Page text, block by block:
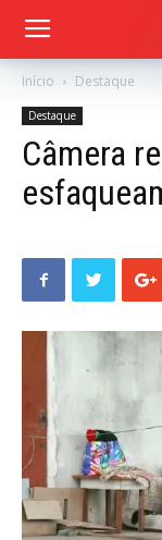
Início Destaque
Destaque
Câmera